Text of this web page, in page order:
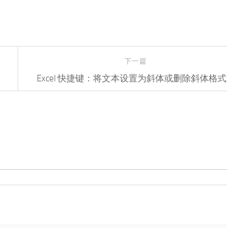
下一篇
Excel 快捷键：将文本设置为斜体或删除斜体格式